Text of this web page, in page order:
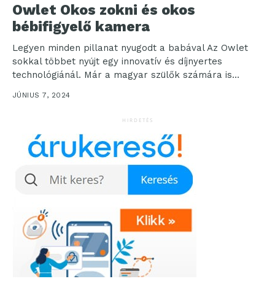
Owlet Okos zokni és okos
bébifigyelő kamera
Legyen minden pillanat nyugodt a babával Az Owlet
sokkal többet nyújt egy innovatív és díjnyertes
technológiánál. Már a magyar szülők számára is
elérhető...
JÚNIUS 7, 2024
HIRDETÉS